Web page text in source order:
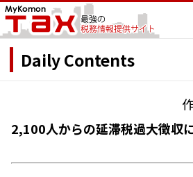
Daily Contents
2,100人からの延滞税過大徴